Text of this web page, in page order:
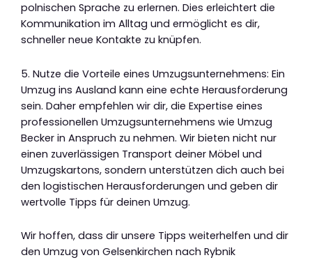
polnischen Sprache zu erlernen. Dies erleichtert die
Kommunikation im Alltag und ermöglicht es dir,
schneller neue Kontakte zu knüpfen.
5. Nutze die Vorteile eines Umzugsunternehmens: Ein
Umzug ins Ausland kann eine echte Herausforderung
sein. Daher empfehlen wir dir, die Expertise eines
professionellen Umzugsunternehmens wie Umzug
Becker in Anspruch zu nehmen. Wir bieten nicht nur
einen zuverlässigen Transport deiner Möbel und
Umzugskartons, sondern unterstützen dich auch bei
den logistischen Herausforderungen und geben dir
wertvolle Tipps für deinen Umzug.
Wir hoffen, dass dir unsere Tipps weiterhelfen und dir
den Umzug von Gelsenkirchen nach Rybnik